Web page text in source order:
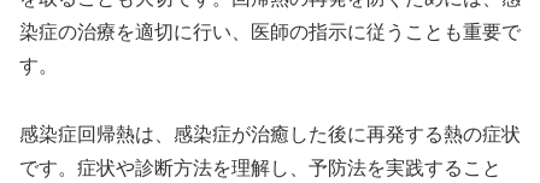
染症の治療を適切に行い、医師の指示に従うことも重要で
す。
感染症回帰熱は、感染症が治癒した後に再発する熱の症状
です。症状や診断方法を理解し、予防法を実践すること